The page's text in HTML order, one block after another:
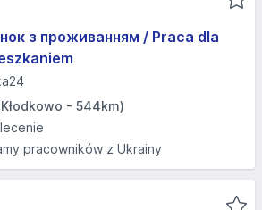
з проживанням / Praca dla
- 544km)
pracowników z Ukrainy